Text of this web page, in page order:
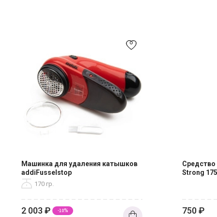
Машинка для удаления катышков
addiFusselstop
170 гр.
2 003 ₽ -10%
Средство
Strong
750₽